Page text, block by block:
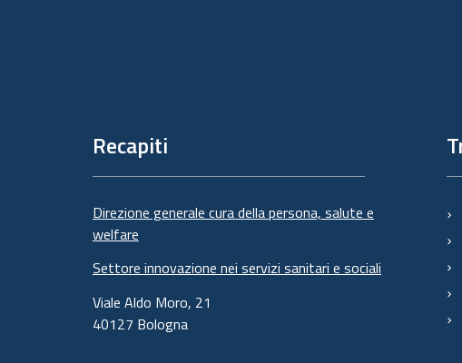
Recapiti
Direzione generale cura della persona, salute e
welfare
Settore innovazione nei servizi sanitari e sociali
Viale Aldo Moro, 21
40127 Bologna